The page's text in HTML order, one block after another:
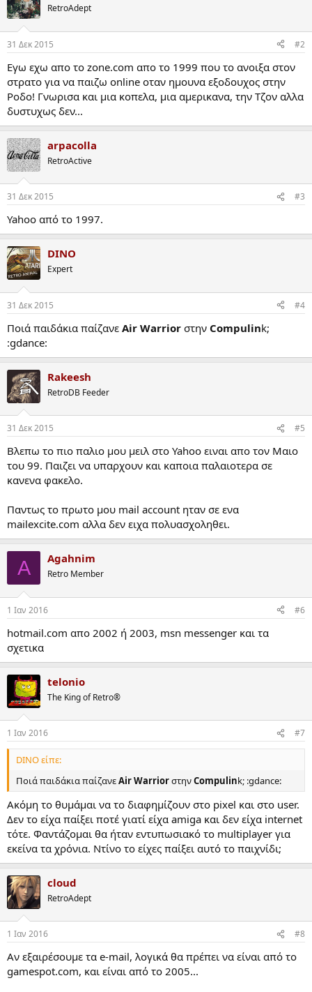
RetroAdept
31 Δεκ 2015 #2
Εγω εχω απο το zone.com απο το 1999 που το ανοιξα στον
στρατο για να παιζω online οταν ημουνα εξοδουχος στην
Ροδο! Γνωρισα και μια κοπελα, μια αμερικανα, την Τζον αλλα
δυστυχως δεν...
arpacolla
RetroActive
31 Δεκ 2015 #3
Yahoo από το 1997.
DINO
Expert
31 Δεκ 2015 #4
Ποιά παιδάκια παίζανε Air Warrior στην Compulink;
:gdance:
Rakeesh
RetroDB Feeder
31 Δεκ 2015 #5
Βλεπω το πιο παλιο μου μειλ στο Yahoo ειναι απο τον Μαιο
του 99. Παιζει να υπαρχουν και καποια παλαιοτερα σε
κανενα φακελο.
Παντως το πρωτο μου mail account ηταν σε ενα
mailexcite.com αλλα δεν ειχα πολυασχοληθει.
A Agahnim
Retro Member
1 Ιαν 2016 #6
hotmail.com απο 2002 ή 2003, msn messenger και τα
σχετικα
telonio
The King of Retro®
1 Ιαν 2016 #7
DINO είπε:
Ποιά παιδάκια παίζανεAir WarriorστηνCompulink; :gdance:
Ακόμη το θυμάμαι να το διαφημίζουν στο pixel και στο user.
Δεν το είχα παίξει ποτέ γιατί είχα amiga και δεν είχα internet
τότε. Φαντάζομαι θα ήταν εντυπωσιακό το multiplayer για
εκείνα τα χρόνια. Ντίνο το είχες παίξει αυτό το παιχνίδι;
cloud
RetroAdept
1 Ιαν 2016 #8
Αν εξαιρέσουμε τα e-mail, λογικά θα πρέπει να είναι από το
gamespot.com, και είναι από το 2005...